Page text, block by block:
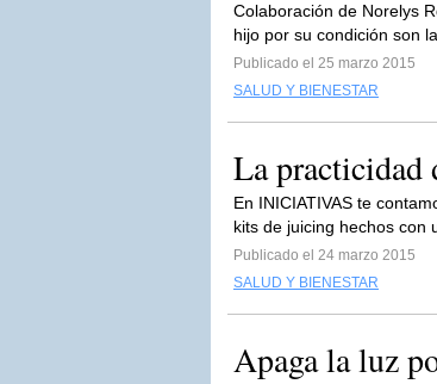
Colaboración de Norelys
hijo por su condición son
Publicado el 25 marzo 2015
SALUD Y BIENESTAR
La practicidad
En INICIATIVAS te
kits de juicing hechos con
Publicado el 24 marzo 2015
SALUD Y BIENESTAR
Apaga la luz